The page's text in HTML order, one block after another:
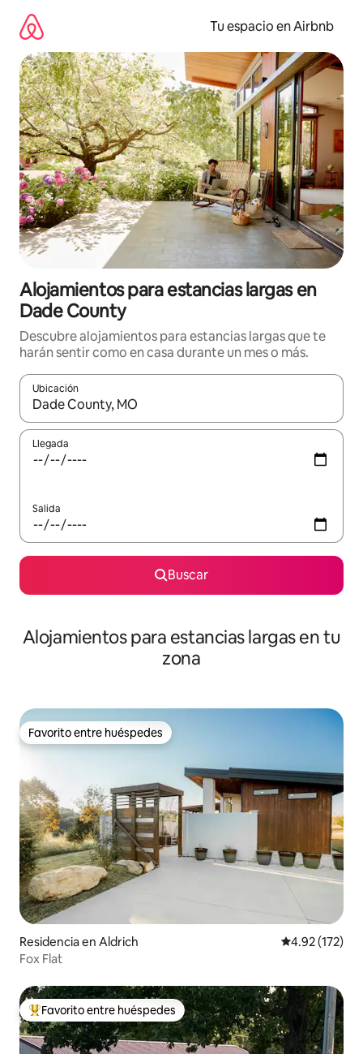
contenido
Tu espacio en Airbnb
Alojamientos para estancias largas en
Dade County
Descubre alojamientos para estancias largas que te
harán sentir como en casa durante un mes o más.
Ubicación
Cuando los resultados estén disponibles, podrás navegar
Llegada
Salida
Buscar
Alojamientos para estancias largas en tu
zona
Favorito entre huéspedes
Favorito entre huéspedes
Residencia en Aldrich Calificación
4.92 (172)
Fox Flat
De los mejores en Favorito entre huéspedes
Favorito entre huéspedes